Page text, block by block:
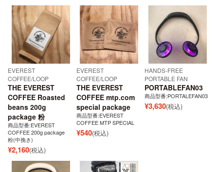
EVEREST
COFFEE/LOOP
THE EVEREST
COFFEE Roasted
beans 200g
package 粉
商品型番:EVEREST
COFFEE 200g package
粉(中挽き)
¥2,160(税込)
EVEREST
COFFEE/LOOP
THE EVEREST
COFFEE mtp.com
special package
商品型番:EVEREST
COFFEE MTP SPECIAL
¥540(税込)
HANDS-FREE
PORTABLE FAN
PORTABLEFAN03
商品型番:PORTALEFAN03
¥3,630(税込)